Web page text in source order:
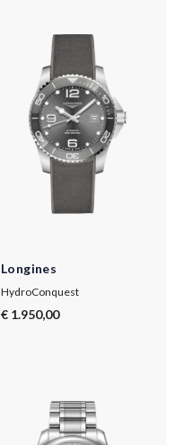
Longines
HydroConquest
€ 1.950,00